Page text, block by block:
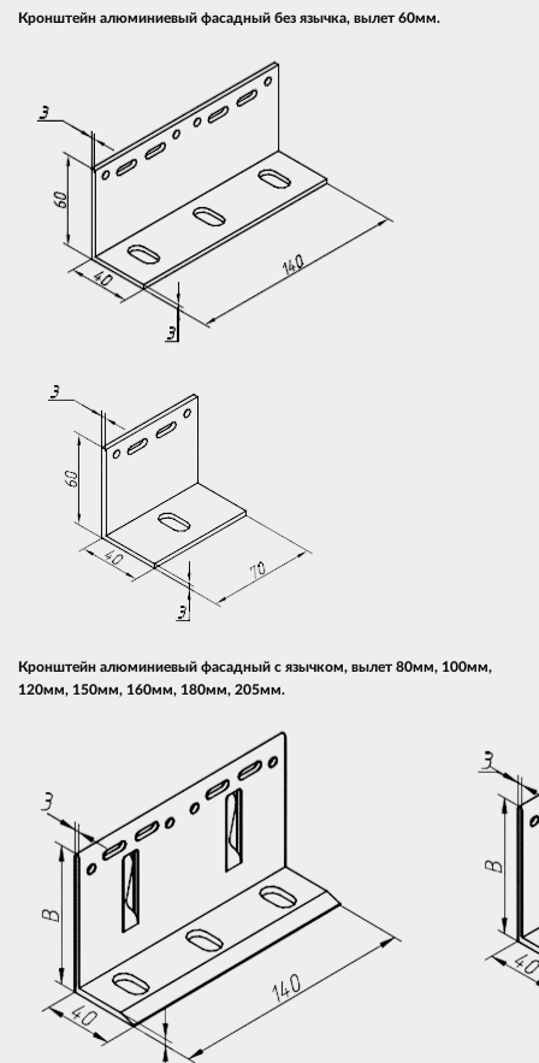
Кронштейн алюминиевый фасадный без язычка, вылет 60мм.
Кронштейн алюминиевый фасадный с язычком, вылет 80мм, 100мм,
120мм, 150мм, 160мм, 180мм, 205мм.